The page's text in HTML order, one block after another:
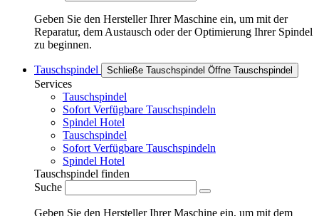
Geben Sie den Hersteller Ihrer Maschine ein, um mit der
Reparatur, dem Austausch oder der Optimierung Ihrer Spindel
zu beginnen.
Tauschspindel Schließe Tauschspindel Öffne Tauschspindel
Services
Tauschspindel
Sofort Verfügbare Tauschspindeln
Spindel Hotel
Tauschspindel
Sofort Verfügbare Tauschspindeln
Spindel Hotel
Tauschspindel finden
Suche
Geben Sie den Hersteller Ihrer Maschine ein, um mit dem